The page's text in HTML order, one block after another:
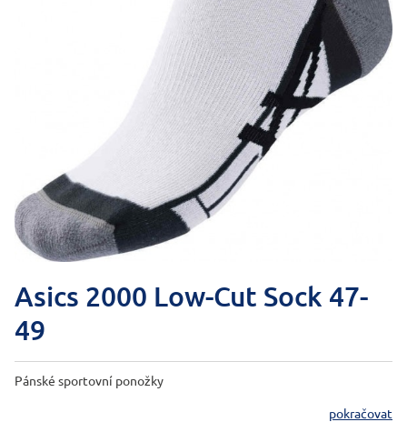
Asics 2000 Low-Cut Sock 47-
49
Pánské sportovní ponožky
pokračovat